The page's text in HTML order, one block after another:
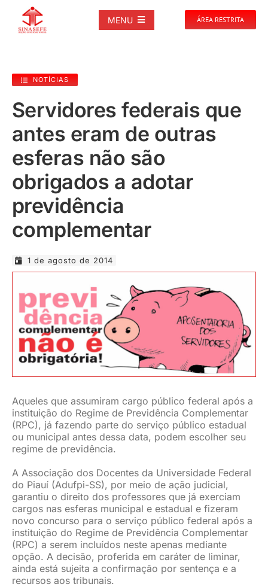
MENU
NOTÍCIAS
PUBLICAÇÕES
DOCUMENTOS
GALERIAS
CLUBE
CONTATO
ÁREA RESTRITA
NOTÍCIAS
Servidores federais que
antes eram de outras
esferas não são
obrigados a adotar
previdência
complementar
1 de agosto de 2014
Aqueles que assumiram cargo público federal após a
instituição do Regime de Previdência Complementar
(RPC), já fazendo parte do serviço público estadual
ou municipal antes dessa data, podem escolher seu
regime de previdência.
A Associação dos Docentes da Universidade Federal
do Piauí (Adufpi-SS), por meio de ação judicial,
garantiu o direito dos professores que já exerciam
cargos nas esferas municipal e estadual e fizeram
novo concurso para o serviço público federal após a
instituição do Regime de Previdência Complementar
(RPC) a serem incluídos neste apenas mediante
opção. A decisão, proferida em caráter de liminar,
ainda está sujeita a confirmação por sentença e a
recursos aos tribunais.